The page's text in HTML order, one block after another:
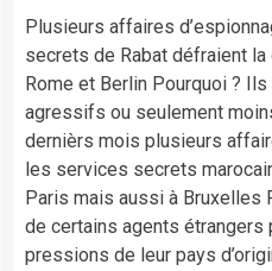
Plusieurs affaires
secrets de Rabat défraient
Rome et Berlin Pourquoi ?
agressifs ou seulement
dernièrs mois plusieurs
les services secrets
Paris mais aussi à Bruxelles
de certains agents étrangers
pressions de leur pays